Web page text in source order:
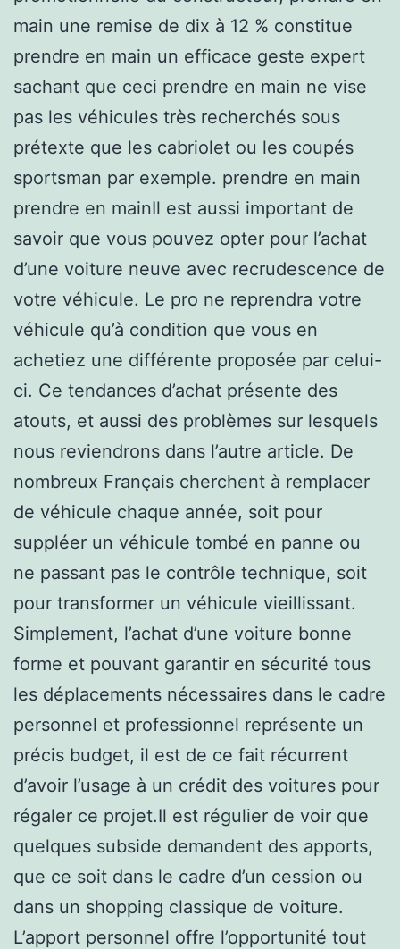
main une remise de dix à 12 % constitue
prendre en main un efficace geste expert
sachant que ceci prendre en main ne vise
pas les véhicules très recherchés sous
prétexte que les cabriolet ou les coupés
sportsman par exemple. prendre en main
prendre en mainIl est aussi important de
savoir que vous pouvez opter pour l’achat
d’une voiture neuve avec recrudescence de
votre véhicule. Le pro ne reprendra votre
véhicule qu’à condition que vous en
achetiez une différente proposée par celui-
ci. Ce tendances d’achat présente des
atouts, et aussi des problèmes sur lesquels
nous reviendrons dans l’autre article. De
nombreux Français cherchent à remplacer
de véhicule chaque année, soit pour
suppléer un véhicule tombé en panne ou
ne passant pas le contrôle technique, soit
pour transformer un véhicule vieillissant.
Simplement, l’achat d’une voiture bonne
forme et pouvant garantir en sécurité tous
les déplacements nécessaires dans le cadre
personnel et professionnel représente un
précis budget, il est de ce fait récurrent
d’avoir l’usage à un crédit des voitures pour
régaler ce projet.Il est régulier de voir que
quelques subside demandent des apports,
que ce soit dans le cadre d’un cession ou
dans un shopping classique de voiture.
L’apport personnel offre l’opportunité tout